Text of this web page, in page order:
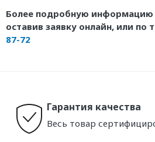
Более подробную
оставив заявку онлайн, или по
87-72
Гарантия качества
Весь товар